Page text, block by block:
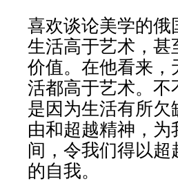
喜欢谈论美学的
生活高于艺术，
价值。在他看来
活都高于艺术。
是因为生活有所
由和超越精神，
间，令我们得以
的自我。